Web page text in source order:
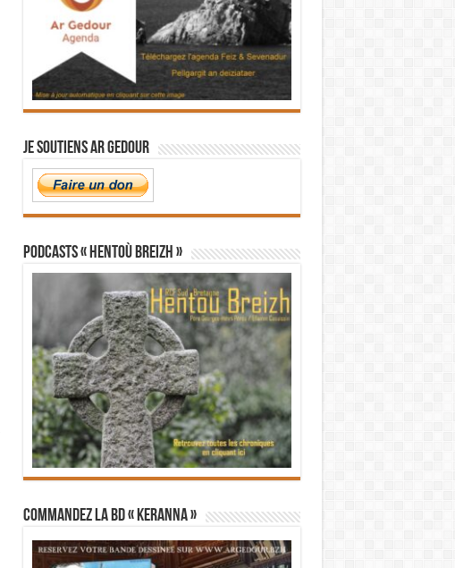
Je soutiens Ar Gedour
PODCASTS « Hentoù Breizh »
Commandez la BD « Keranna »